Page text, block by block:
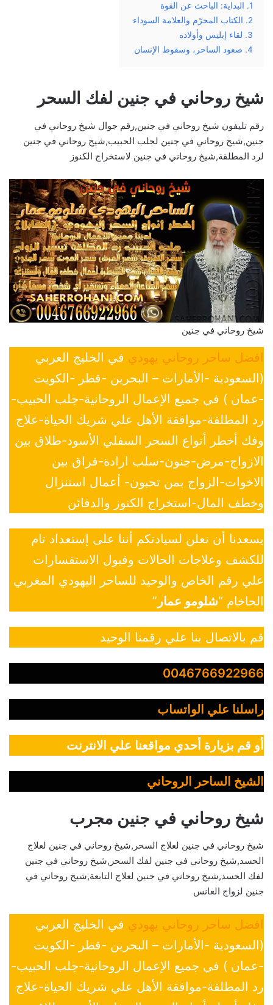
1. البداية: الباحث عن القوة
2. الكتاب المحرّم والعلامة السوداء
3. لقاء إبليس وأولاده
4. صعود الساحر، وسقوط الإنسان
شيخ روحاني في جنين لفك السحر
رقم تليفون شيخ روحاني في جنين,رقم جوال شيخ روحاني في
جنين,شيخ روحاني في جنين لجلب الحبيب,شيخ روحاني في جنين
لرد المطلقة,شيخ روحاني في جنين لاستخراج الكنوز
شيخ روحاني في جنين
افضل ساحر روحاني يهودي في الخليج العربي
(السعودية -الأمارات – البحرين -قطر -الكويت
-عمان ) في جميع الإعمال الروحانية-جلب الحبيب-
رد المطلقة-موافقة الأهل علي شريك الحياة-علاج
وفك أخطر أنواع السحر السفلي الأسود-طلاق بين
الازواج-مرض-جنون-سلب ارادة-فراق بين
الاخوات-الزواج بمن تحبون- أعمال استنزال
وخطف المال-استخراج الكنوز والدفائن
يسعدنا أن نعلن لسيادتكم أننا على إستعداد تام
للكشف وعلاجات الحالات وقبول الاستفسارات
علي رقم الخاص والوحيد للساحر اليهودي المغربي
الحاخام “شلومو عمار ”
قم بالاتصال بنا علي رقمنا الوحيد
0046766922966
راسلنا علي الواتساب
أو قم بزيارة أحدي مواقعنا علي الانترنت
الشيخ الساحر الروحاني
شيخ روحاني في جنين مجرب
شيخ روحاني في جنين لعلاج السحر,شيخ روحاني في جنين لعلاج
الحسد,شيخ روحاني في جنين لفك السحر,شيخ روحاني في جنين
لفك الحسد,شيخ روحاني في جنين لعلاج التابعة,شيخ روحاني في
جنين لزواج العانس
افضل ساحر روحاني يهودي في الخليج العربي
(السعودية -الأمارات – البحرين -قطر -الكويت
-عمان ) في جميع الإعمال الروحانية-جلب الحبيب-
رد المطلقة-موافقة الأهل علي شريك الحياة-علاج